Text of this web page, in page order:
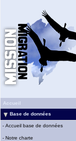
Accueil
Base de données
- Accueil base de données
- Notre charte